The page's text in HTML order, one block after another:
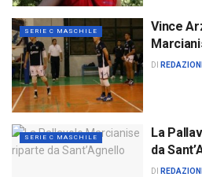
SERIE C MASCHILE
Vince
DI
SERIE C MASCHILE
La
da
DI